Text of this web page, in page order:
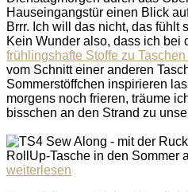
Hauseingangstür einen Blick
Brrr. Ich will das nicht, das fühlt
Kein Wunder also, dass ich bei
frühlingshafte Stoffe zu
vom Schnitt einer anderen
Sommerstöffchen inspirieren
morgens noch frieren, träume
bisschen an den Strand zu
weiterlesen